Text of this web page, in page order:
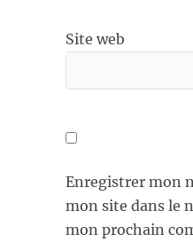
Site web
Enregistrer mon
mon site dans le
mon prochain